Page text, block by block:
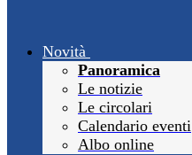
Novità
Panoramica
Le notizie
Le circolari
Calendario eventi
Albo online